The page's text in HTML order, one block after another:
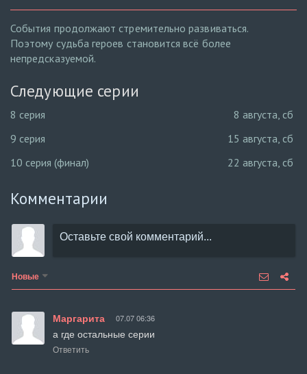
События продолжают стремительно развиваться.
Поэтому судьба героев становится всё более
непредсказуемой.
Следующие серии
8 серия
8 августа, сб
9 серия
15 августа, сб
10 серия (финал)
22 августа, сб
Комментарии
Новые
Маргарита 07.07 06:36
а где остальные серии
Ответить